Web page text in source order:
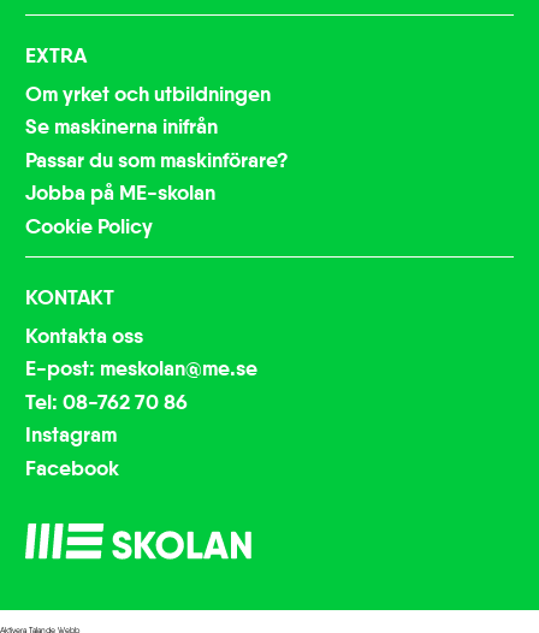
EXTRA
Om yrket och utbildningen
Se maskinerna inifrån
Passar du som maskinförare?
Jobba på ME-skolan
Cookie Policy
KONTAKT
Kontakta oss
E-post: meskolan@me.se
Tel: 08-762 70 86
Instagram
Facebook
Aktivera Talande Webb